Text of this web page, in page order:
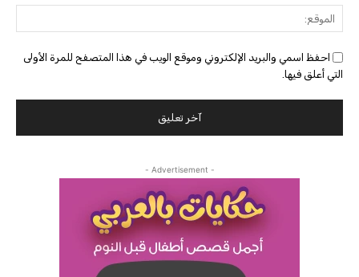
احفظ اسمي والبريد الإلكتروني وموقع الويب في هذا المتصفح للمرة الأولى
التي أعلق فيها.
- Advertisement -